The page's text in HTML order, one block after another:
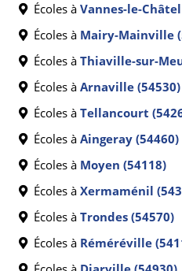
Écoles à Vannes-le-
Écoles à Mairy-Mainville
Écoles à Thiaville-sur-
Écoles à Arnaville (54530)
Écoles à Tellancourt
Écoles à Aingeray (54460)
Écoles à Moyen (54118)
Écoles à Xermaménil
Écoles à Trondes (54570)
Écoles à Réméréville